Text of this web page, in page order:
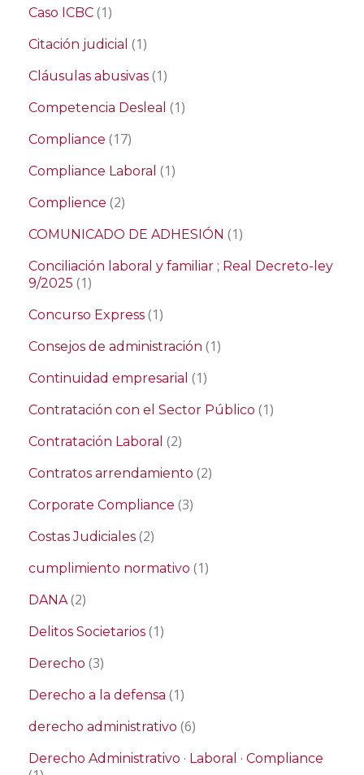
Caso ICBC (1)
Citación judicial (1)
Cláusulas abusivas (1)
Competencia Desleal (1)
Compliance (17)
Compliance Laboral (1)
Complience (2)
COMUNICADO DE ADHESIÓN (1)
Conciliación laboral y familiar ; Real Decreto-ley
9/2025 (1)
Concurso Express (1)
Consejos de administración (1)
Continuidad empresarial (1)
Contratación con el Sector Público (1)
Contratación Laboral (2)
Contratos arrendamiento (2)
Corporate Compliance (3)
Costas Judiciales (2)
cumplimiento normativo (1)
DANA(2)
Delitos Societarios (1)
Derecho (3)
Derecho a la defensa (1)
derecho administrativo (6)
Derecho Administrativo · Laboral · Compliance